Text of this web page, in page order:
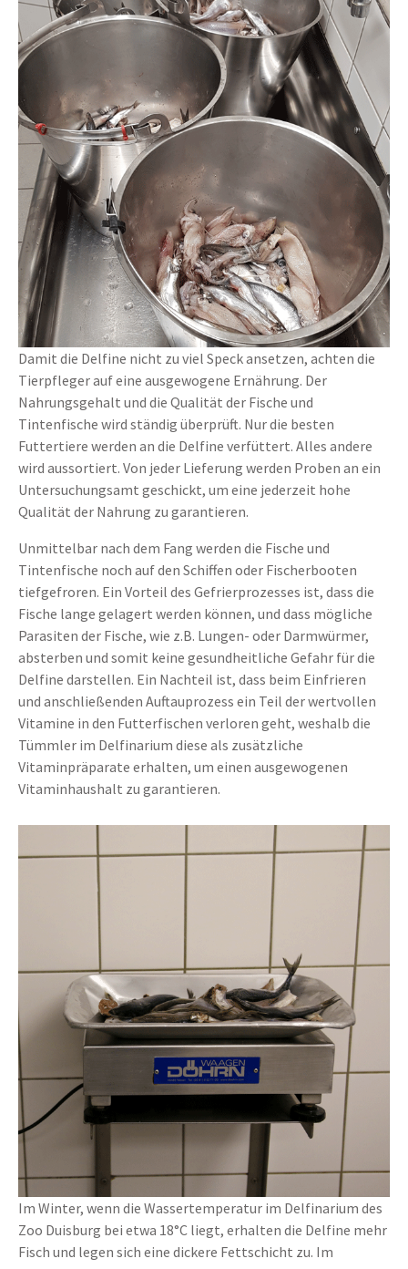
Damit die Delfine nicht zu viel Speck ansetzen, achten die
Tierpfleger auf eine ausgewogene Ernährung. Der
Nahrungsgehalt und die Qualität der Fische und
Tintenfische wird ständig überprüft. Nur die besten
Futtertiere werden an die Delfine verfüttert. Alles andere
wird aussortiert. Von jeder Lieferung werden Proben an ein
Untersuchungsamt geschickt, um eine jederzeit hohe
Qualität der Nahrung zu garantieren.
Unmittelbar nach dem Fang werden die Fische und
Tintenfische noch auf den Schiffen oder Fischerbooten
tiefgefroren. Ein Vorteil des Gefrierprozesses ist, dass die
Fische lange gelagert werden können, und dass mögliche
Parasiten der Fische, wie z.B. Lungen- oder Darmwürmer,
absterben und somit keine gesundheitliche Gefahr für die
Delfine darstellen. Ein Nachteil ist, dass beim Einfrieren
und anschließenden Auftauprozess ein Teil der wertvollen
Vitamine in den Futterfischen verloren geht, weshalb die
Tümmler im Delfinarium diese als zusätzliche
Vitaminpräparate erhalten, um einen ausgewogenen
Vitaminhaushalt zu garantieren.
Im Winter, wenn die Wassertemperatur im Delfinarium des
Zoo Duisburg bei etwa 18°C liegt, erhalten die Delfine mehr
Fisch und legen sich eine dickere Fettschicht zu. Im